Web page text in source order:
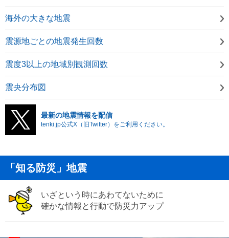
海外の大きな地震
震源地ごとの地震発生回数
震度3以上の地域別観測回数
震央分布図
最新の地震情報を配信
tenki.jp公式X（旧Twitter）をご利用ください。
「知る防災」地震
いざという時にあわてないために
確かな情報と行動で防災力アップ